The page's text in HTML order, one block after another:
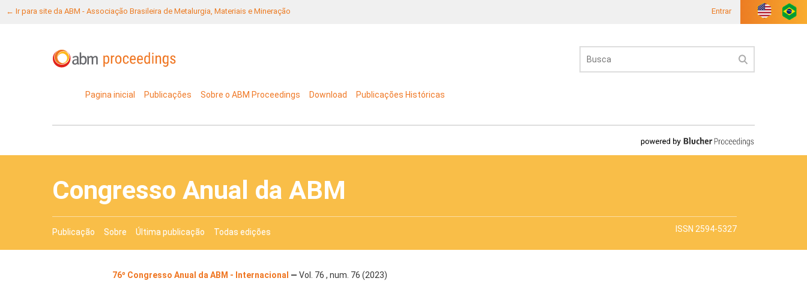
← Ir para site da ABM - Associação Brasileira de Metalurgia, Materiais e Mineração Entrar
Pagina inicial Publicações Sobre o ABM Proceedings Download Publicações Históricas
Congresso Anual da ABM
Publicação Sobre Última publicação Todas edições ISSN 2594-5327
76º Congresso Anual da ABM - Internacional — Vol. 76 , num. 76 (2023)